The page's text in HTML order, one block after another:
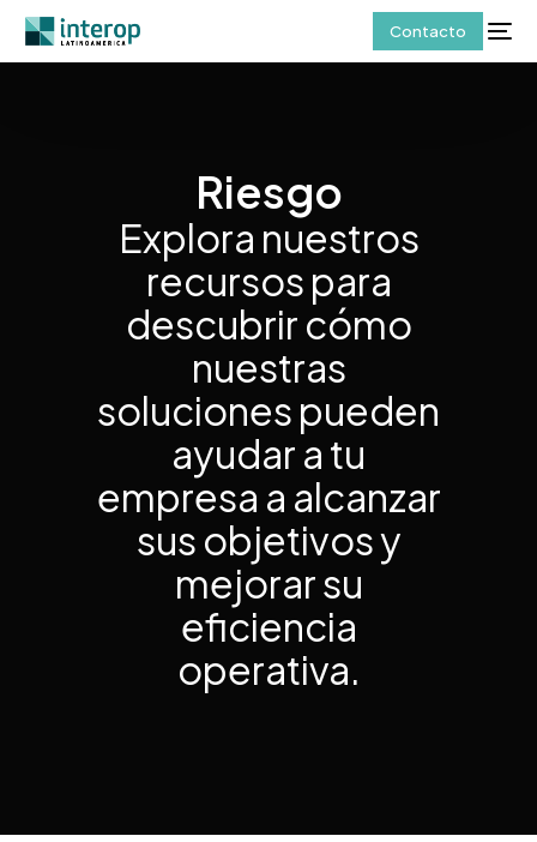
Contacto
Riesgo
Explora nuestros
recursos para
descubrir cómo
nuestras
soluciones pueden
ayudar a tu
empresa a alcanzar
sus objetivos y
mejorar su
eficiencia
operativa.